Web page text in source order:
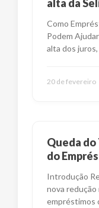
alta da
Como
Podem
alta dos
20 de fevereiro
Queda do
do
Introdução
nova
empréstimos